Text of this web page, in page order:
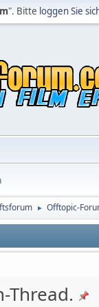
". Bitte loggen Sie
► Offtopic-
Thread.